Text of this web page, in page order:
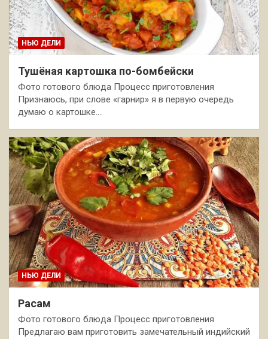
НЬЮ ДЕЛИ
Тушёная картошка по-бомбейски
Фото готового блюда Процесс приготовления
Признаюсь, при слове «гарнир» я в первую очередь
думаю о картошке.…
НЬЮ ДЕЛИ
Расам
Фото готового блюда Процесс приготовления
Предлагаю вам приготовить замечательный индийский